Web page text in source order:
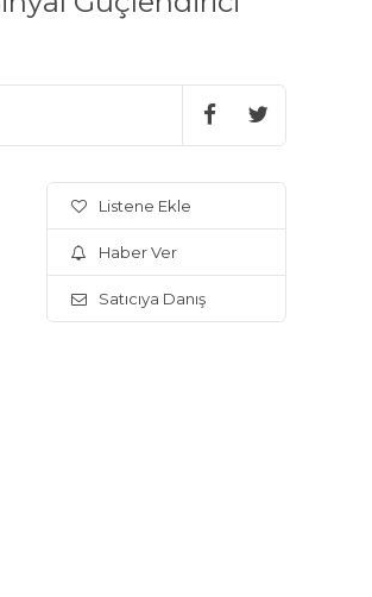
Listene Ekle
Haber Ver
Satıcıya Danış